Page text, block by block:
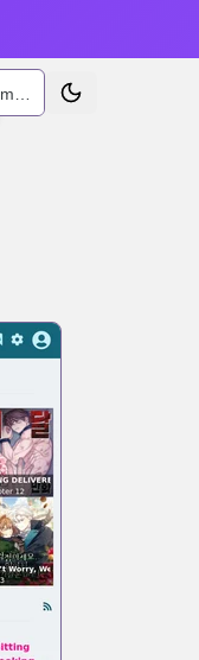
Alternar tema